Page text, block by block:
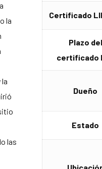
Certificado
Plazo del
certificado
Dueño
Estado
la
las